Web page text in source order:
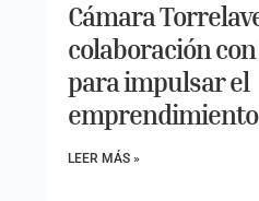
Cámara
colaboración con
para impulsar el
LEER MÁS »